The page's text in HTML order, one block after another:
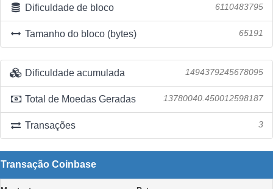
Dificuldade de bloco 6110483795
Tamanho do bloco (bytes) 65191
Dificuldade acumulada 1494379245678095
Total de Moedas Geradas 13780040.450012598187
Transações 3
Transação Coinbase